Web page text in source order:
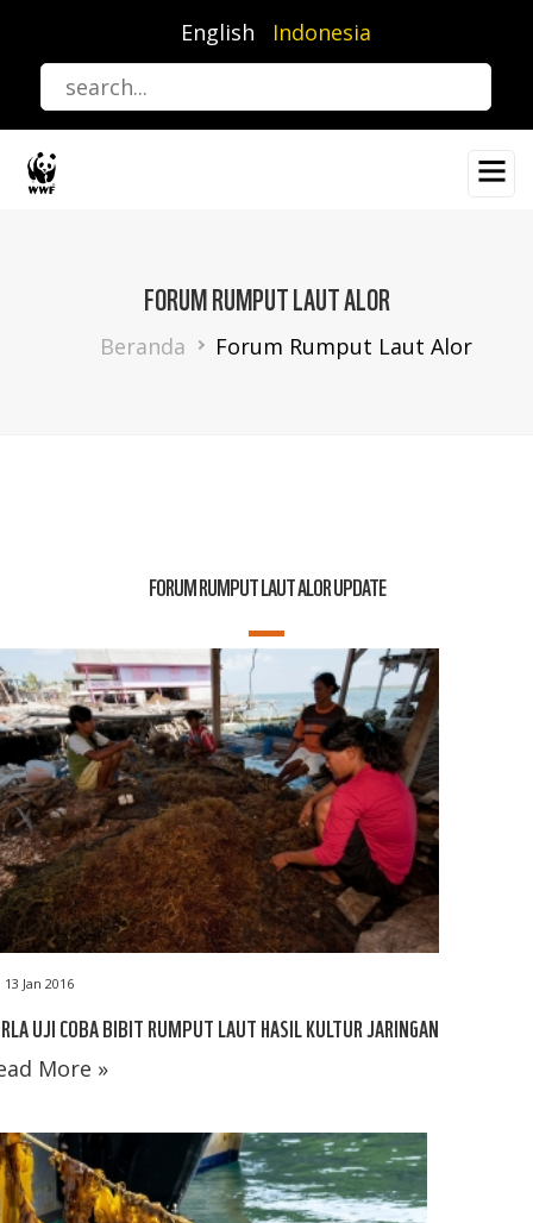
utama
English Indonesia
FORUM RUMPUT LAUT ALOR
Breadcrumb
Beranda Forum Rumput Laut Alor
FORUM RUMPUT LAUT ALOR UPDATE
13 Jan 2016
UJI COBA BIBIT RUMPUT LAUT HASIL KULTUR JARINGAN
More »